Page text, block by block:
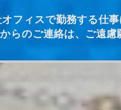
フィスで勤務する仕
らのご連絡は、ご遠慮